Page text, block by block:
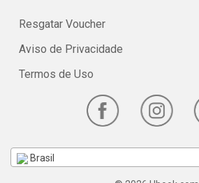
Resgatar Voucher
Aviso de Privacidade
Termos de Uso
Brasil